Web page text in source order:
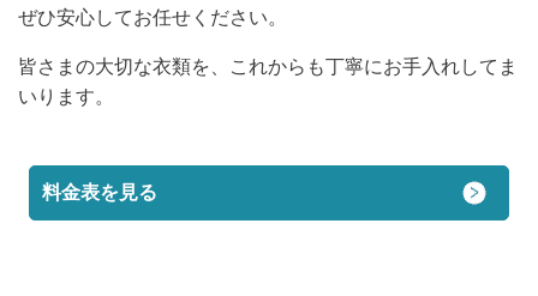
ぜひ安心してお任せください。
皆さまの大切な衣類を、これからも丁寧にお手入れしてま
いります。
料金表を見る